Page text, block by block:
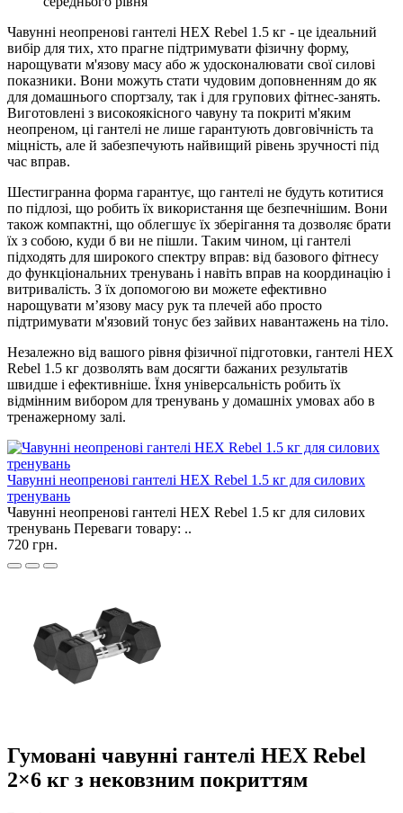
Чавунні неопренові гантелі HEX Rebel 1.5 кг - це ідеальний
вибір для тих, хто прагне підтримувати фізичну форму,
нарощувати м'язову масу або ж удосконалювати свої силові
показники. Вони можуть стати чудовим доповненням до як
для домашнього спортзалу, так і для групових фітнес-занять.
Виготовлені з високоякісного чавуну та покриті м'яким
неопреном, ці гантелі не лише гарантують довговічність та
міцність, але й забезпечують найвищий рівень зручності під
час вправ.
Шестигранна форма гарантує, що гантелі не будуть котитися
по підлозі, що робить їх використання ще безпечнішим. Вони
також компактні, що облегшує їх зберігання та дозволяє брати
їх з собою, куди б ви не пішли. Таким чином, ці гантелі
підходять для широкого спектру вправ: від базового фітнесу
до функціональних тренувань і навіть вправ на координацію і
витривалість. З їх допомогою ви можете ефективно
нарощувати м’язову масу рук та плечей або просто
підтримувати м'язовий тонус без зайвих навантажень на тіло.
Незалежно від вашого рівня фізичної підготовки, гантелі HEX
Rebel 1.5 кг дозволять вам досягти бажаних результатів
швидше і ефективніше. Їхня універсальність робить їх
відмінним вибором для тренувань у домашніх умовах або в
тренажерному залі.
Чавунні неопренові гантелі HEX Rebel 1.5 кг для силових
тренувань
Чавунні неопренові гантелі HEX Rebel 1.5 кг для силових
тренувань Переваги товару: ..
720 грн.
Гумовані чавунні гантелі HEX Rebel
2×6 кг з нековзним покриттям